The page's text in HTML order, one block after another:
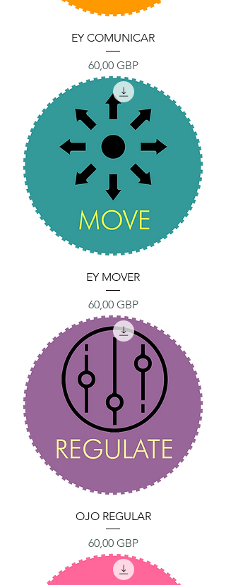
EY COMUNICAR
Precio
60,00 GBP
EY MOVER
Precio
60,00 GBP
OJO REGULAR
Precio
60,00 GBP